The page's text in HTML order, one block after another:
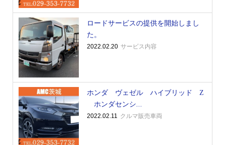
ロードサービスの提供を開始しまし
た。
2022.02.20 サービス内容
ホンダ ヴェゼル ハイブリッド Z
ホンダセンシ...
2022.02.11 クルマ販売車両